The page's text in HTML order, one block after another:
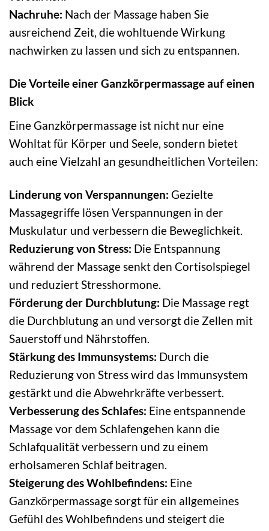
Nachruhe: Nach der Massage haben Sie
ausreichend Zeit, die wohltuende Wirkung
nachwirken zu lassen und sich zu entspannen.
Die Vorteile einer Ganzkörpermassage auf einen
Blick
Eine Ganzkörpermassage ist nicht nur eine
Wohltat für Körper und Seele, sondern bietet
auch eine Vielzahl an gesundheitlichen Vorteilen:
Linderung von Verspannungen: Gezielte
Massagegriffe lösen Verspannungen in der
Muskulatur und verbessern die Beweglichkeit.
Reduzierung von Stress: Die Entspannung
während der Massage senkt den Cortisolspiegel
und reduziert Stresshormone.
Förderung der Durchblutung: Die Massage regt
die Durchblutung an und versorgt die Zellen mit
Sauerstoff und Nährstoffen.
Stärkung des Immunsystems: Durch die
Reduzierung von Stress wird das Immunsystem
gestärkt und die Abwehrkräfte verbessert.
Verbesserung des Schlafes: Eine entspannende
Massage vor dem Schlafengehen kann die
Schlafqualität verbessern und zu einem
erholsameren Schlaf beitragen.
Steigerung des Wohlbefindens: Eine
Ganzkörpermassage sorgt für ein allgemeines
Gefühl des Wohlbefindens und steigert die